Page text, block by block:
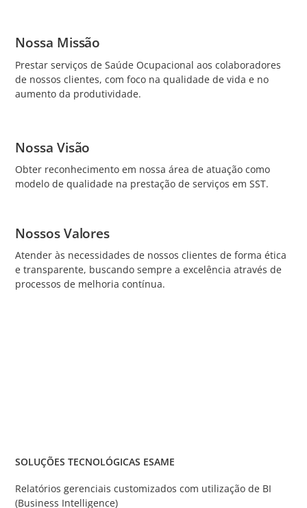
Nossa Missão
Prestar serviços de Saúde Ocupacional aos colaboradores
de nossos clientes, com foco na qualidade de vida e no
aumento da produtividade.
Nossa Visão
Obter reconhecimento em nossa área de atuação como
modelo de qualidade na prestação de serviços em SST.
Nossos Valores
Atender às necessidades de nossos clientes de forma ética
e transparente, buscando sempre a excelência através de
processos de melhoria contínua.
SOLUÇÕES TECNOLÓGICAS ESAME
Relatórios gerenciais customizados com utilização de BI
(Business Intelligence)